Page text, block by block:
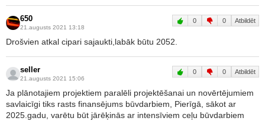
650
21.augusts 2021 13:18
0 0 Atbildēt
Drošvien atkal cipari sajaukti,labāk būtu 2052.
seller
21.augusts 2021 15:06
0 0 Atbildēt
Ja plānotajiem projektiem paralēli projektēšanai un novērtējumiem
savlaicīgi tiks rasts finansējums būvdarbiem, Pierīgā, sākot ar
2025.gadu, varētu būt jārēķinās ar intensīviem ceļu būvdarbiem